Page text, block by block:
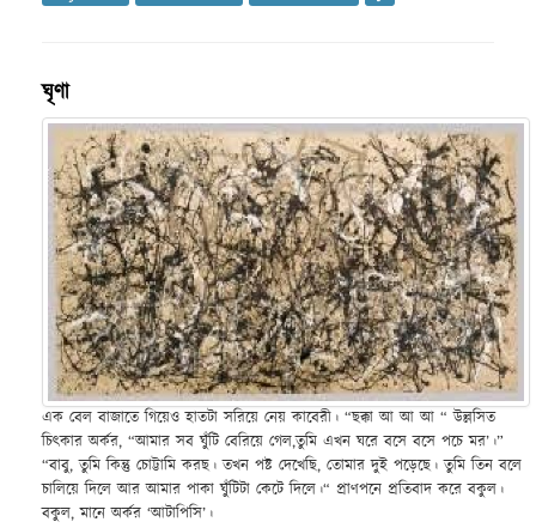
ঘৃণা
এক বেল বাজাতে গিয়েও হাতটা সরিয়ে নেয় কাবেরী। “ছক্কা আ আ আ “ উল্লসিত
চিৎকার অর্কর, “আমার সব ঘুঁটি বেরিয়ে গেল,তুমি এখন ঘরে বসে বসে পচে মর’।”
“বাবু, তুমি কিন্তু চোট্টামি করছ। তখন পষ্ট দেখেছি, তোমার দুই পড়েছে। তুমি তিন বলে
চালিয়ে দিলে আর আমার পাকা ঘুঁটিটা কেটে দিলে।“ প্রাণপনে প্রতিবাদ করে বকুল।
বকুল, মানে অর্কর ‘আটাপিসি’।